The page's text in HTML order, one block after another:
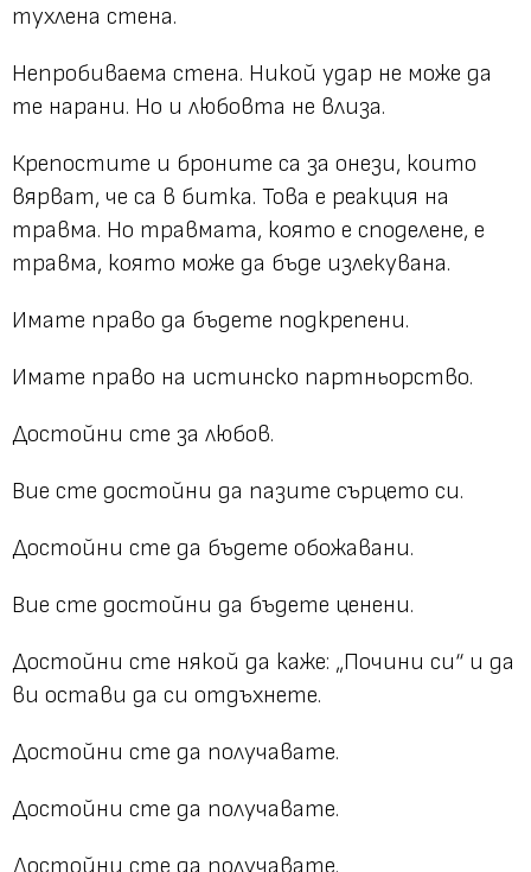
тухлена стена.
Непробиваема стена. Никой удар не може да
те нарани. Но и любовта не влиза.
Крепостите и броните са за онези, които
вярват, че са в битка. Това е реакция на
травма. Но травмата, която е споделене, е
травма, която може да бъде излекувана.
Имате право да бъдете подкрепени.
Имате право на истинско партньорство.
Достойни сте за любов.
Вие сте достойни да пазите сърцето си.
Достойни сте да бъдете обожавани.
Вие сте достойни да бъдете ценени.
Достойни сте някой да каже: „Почини си“ и да
ви остави да си отдъхнете.
Достойни сте да получавате.
Достойни сте да получавате.